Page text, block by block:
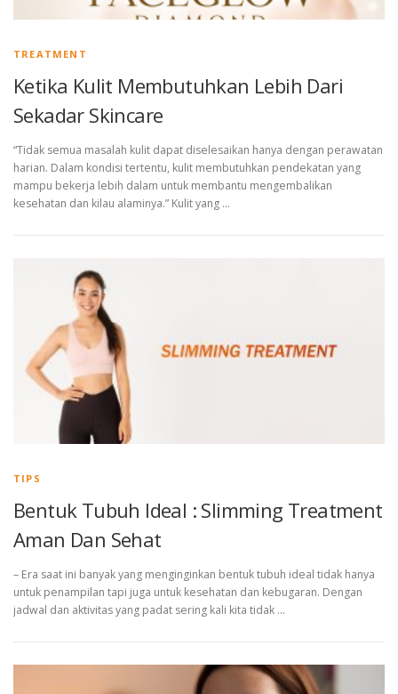
TREATMENT
Ketika Kulit Membutuhkan Lebih Dari
Sekadar Skincare
“Tidak semua masalah kulit dapat diselesaikan hanya dengan perawatan
harian. Dalam kondisi tertentu, kulit membutuhkan pendekatan yang
mampu bekerja lebih dalam untuk membantu mengembalikan
kesehatan dan kilau alaminya.” Kulit yang …
TIPS
Bentuk Tubuh Ideal : Slimming Treatment
Aman Dan Sehat
– Era saat ini banyak yang menginginkan bentuk tubuh ideal tidak hanya
untuk penampilan tapi juga untuk kesehatan dan kebugaran. Dengan
jadwal dan aktivitas yang padat sering kali kita tidak …